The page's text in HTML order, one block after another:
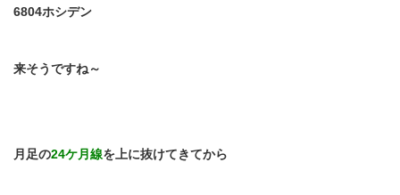
6804ホシデン
来そうですね～
月足の24ケ月線を上に抜けてきてから